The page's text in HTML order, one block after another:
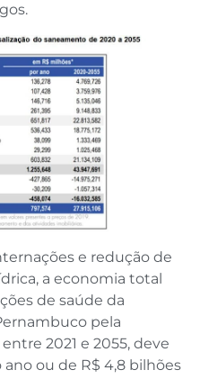
e redução de
a economia total
de saúde da
pela
2021 e 2055, deve
ano ou de R$ 4,8 bilhões